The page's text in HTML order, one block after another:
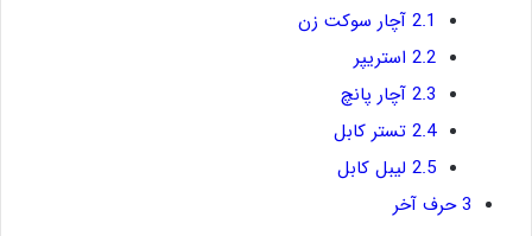
2.1 آچار سوکت زن
2.2 استریپر
2.3 آچار پانچ
2.4 تستر کابل
2.5 لیبل کابل
3حرف آخر